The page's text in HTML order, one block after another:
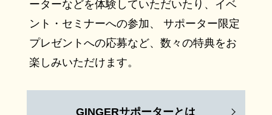
ーターなどを体験していただいたり、イベ
ント・セミナーへの参加、 サポーター限定
プレゼントへの応募など、数々の特典をお
楽しみいただけます。
GINGERサポーターとは